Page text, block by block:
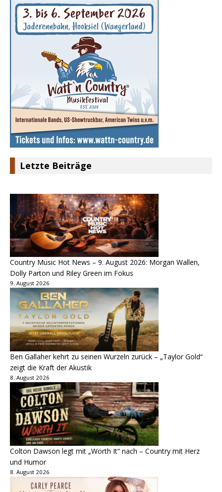
Letzte Beiträge
Country Music Hot News – 9. August 2026: Morgan Wallen,
Dolly Parton und Riley Green im Fokus
9. August 2026
Ben Gallaher kehrt zu seinen Wurzeln zurück – „Taylor Gold“
zeigt die Kraft der Akustik
8. August 2026
Colton Dawson legt mit „Worth It“ nach – Country mit Herz
und Humor
8. August 2026